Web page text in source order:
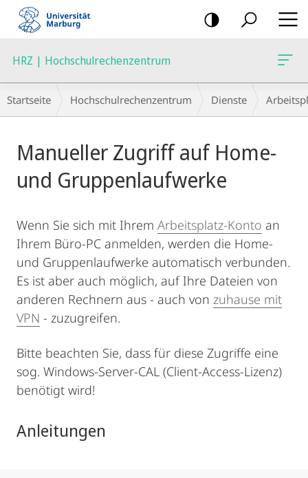
Mobile-
Navigation
HRZ | Hochschulrechenzentrum
Breadcrumb-
Navigation
Startseite Hochschulrechenzentrum Dienste
Manueller Zugriff auf Home-
und Gruppenlaufwerke
Wenn Sie sich mit Ihrem Arbeitsplatz-Konto an
Ihrem Büro-PC anmelden, werden die Home-
und Gruppenlaufwerke automatisch verbunden.
Es ist aber auch möglich, auf Ihre Dateien von
anderen Rechnern aus - auch von zuhause mit
VPN - zuzugreifen.
Bitte beachten Sie, dass für diese Zugriffe eine
sog. Windows-Server-CAL (Client-Access-Lizenz)
benötigt wird!
Anleitungen